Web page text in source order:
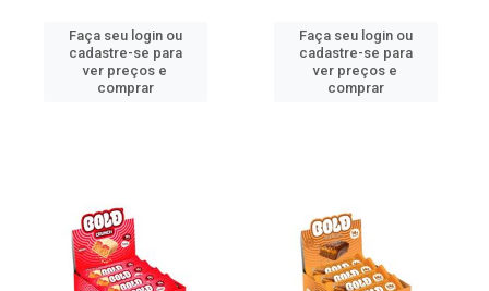
Faça seu login ou
cadastre-se para
ver preços e
comprar
Faça seu login ou
cadastre-se para
ver preços e
comprar